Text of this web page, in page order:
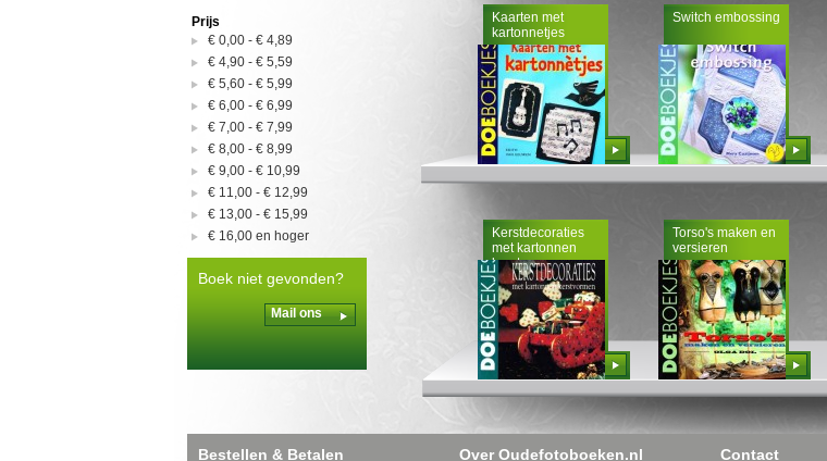
Prijs
€ 0,00 - € 4,89
€ 4,90 - € 5,59
€ 5,60 - € 5,99
€ 6,00 - € 6,99
€ 7,00 - € 7,99
€ 8,00 - € 8,99
€ 9,00 - € 10,99
€ 11,00 - € 12,99
€ 13,00 - € 15,99
€ 16,00 en hoger
Boek niet gevonden?
Mail ons
Kaarten met
kartonnetjes
Bestellen
Switch embossing
Bestellen
Kerstdecoraties
met kartonnen
kerstvormen
Bestellen
Torso's maken en
versieren
Bestellen
Bestellen & Betalen Over Oudefotoboeken.nl Contact